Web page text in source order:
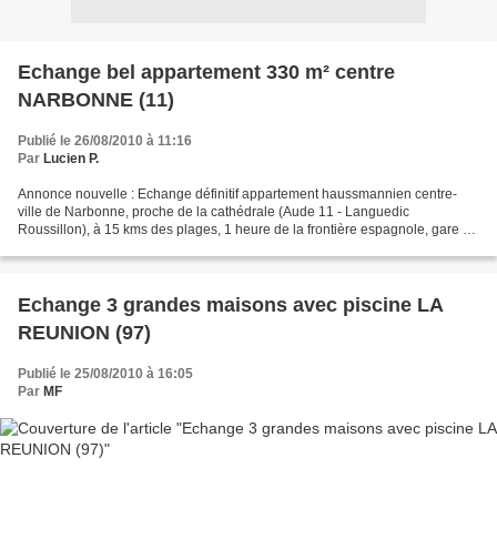
Echange bel appartement 330 m² centre
NARBONNE (11)
Publié le 26/08/2010 à 11:16
Par Lucien P.
Annonce nouvelle : Echange définitif appartement haussmannien centre-
ville de Narbonne, proche de la cathédrale (Aude 11 - Languedic
Roussillon), à 15 kms des plages, 1 heure de la frontière espagnole, gare à
Echange 3 grandes maisons avec piscine LA
REUNION (97)
Publié le 25/08/2010 à 16:05
Par MF